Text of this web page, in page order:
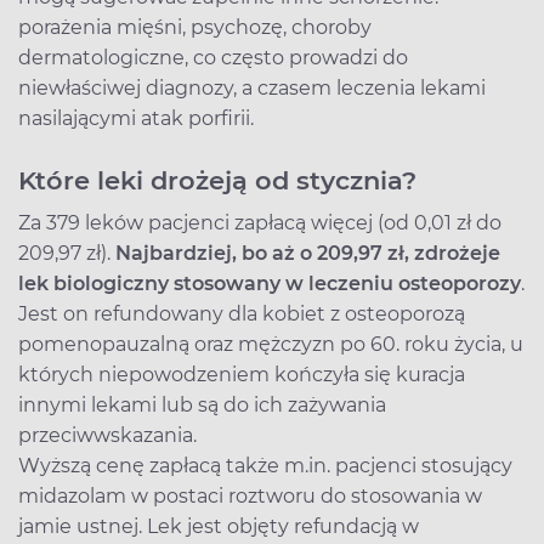
porażenia mięśni, psychozę, choroby
dermatologiczne, co często prowadzi do
niewłaściwej diagnozy, a czasem leczenia lekami
nasilającymi atak porfirii.
Które leki drożeją od stycznia?
Za 379 leków pacjenci zapłacą więcej (od 0,01 zł do
209,97 zł). Najbardziej, bo aż o 209,97 zł, zdrożeje
lek biologiczny stosowany w leczeniu osteoporozy.
Jest on refundowany dla kobiet z osteoporozą
pomenopauzalną oraz mężczyzn po 60. roku życia, u
których niepowodzeniem kończyła się kuracja
innymi lekami lub są do ich zażywania
przeciwwskazania.
Wyższą cenę zapłacą także m.in. pacjenci stosujący
midazolam w postaci roztworu do stosowania w
jamie ustnej. Lek jest objęty refundacją w